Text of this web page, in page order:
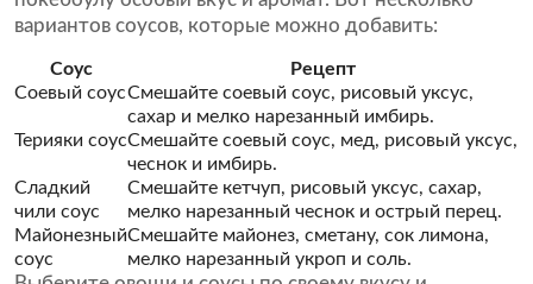
вариантов соусов, которые можно добавить:
Соус
Рецепт
Соевый соусСмешайте соевый соус, рисовый уксус,
сахар и мелко нарезанный имбирь.
Терияки соусСмешайте соевый соус, мед, рисовый уксус,
чеснок и имбирь.
Сладкий
чили соус
Смешайте кетчуп, рисовый уксус, сахар,
мелко нарезанный чеснок и острый перец.
Майонезный
соус
Смешайте майонез, сметану, сок лимона,
мелко нарезанный укроп и соль.